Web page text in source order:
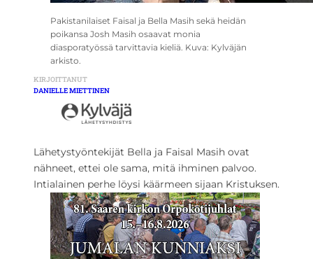
Pakistanilaiset Faisal ja Bella Masih sekä heidän
poikansa Josh Masih osaavat monia
diasporatyössä tarvittavia kieliä. Kuva: Kylväjän
arkisto.
KIRJOITTANUT
DANIELLE MIETTINEN
Lähetystyöntekijät Bella ja Faisal Masih ovat
nähneet, ettei ole sama, mitä ihminen palvoo.
Intialainen perhe löysi käärmeen sijaan Kristuksen.